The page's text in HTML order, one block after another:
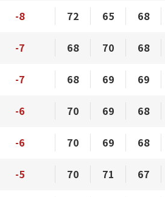
-8 72 65 68
-7 68 70 68
-7 68 69 69
-6 70 69 68
-6 70 69 68
-5 70 71 67